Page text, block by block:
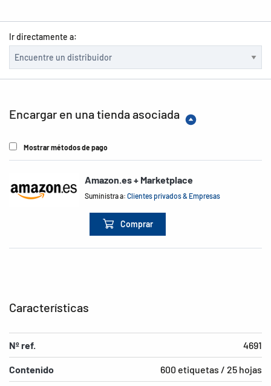
Ir directamente a:
Encargar en una tienda asociada
Mostrar métodos de pago
Amazon.es + Marketplace
Suministra a:Clientes privados & Empresas
Comprar
Características
Nº ref. 4691
Contenido 600 etiquetas / 25 hojas